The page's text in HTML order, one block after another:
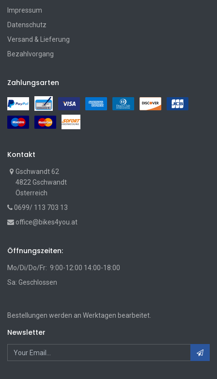
Impressum
Datenschutz
Versand & Lieferung
Bezahlvorgang
Zahlungsarten
Kontakt
Gschwandt 62
4822 Gschwandt
Österreich
0699/ 113 703 13
office@bikes4you.at
Öffnungszeiten:
Mo/Di/Do/Fr: 9:00-12:00 14:00-18:00
Sa: Geschlossen
Bestellungen werden an Werktagen bearbeitet.
Newsletter